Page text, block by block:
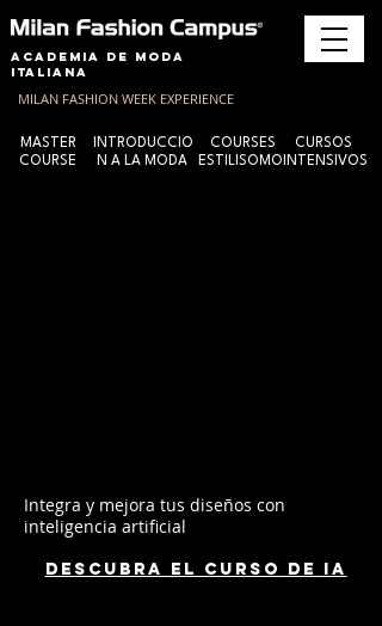
Academia de Moda
Italiana
MILAN FASHION WEEK EXPERIENCE
MASTER
COURSE
INTRODUCCIO
N A LA MODA
COURSES
ESTILISOMO
CURSOS
INTENSIVOS
Integra y mejora tus diseños con
inteligencia artificial
Descubra el curso de IA